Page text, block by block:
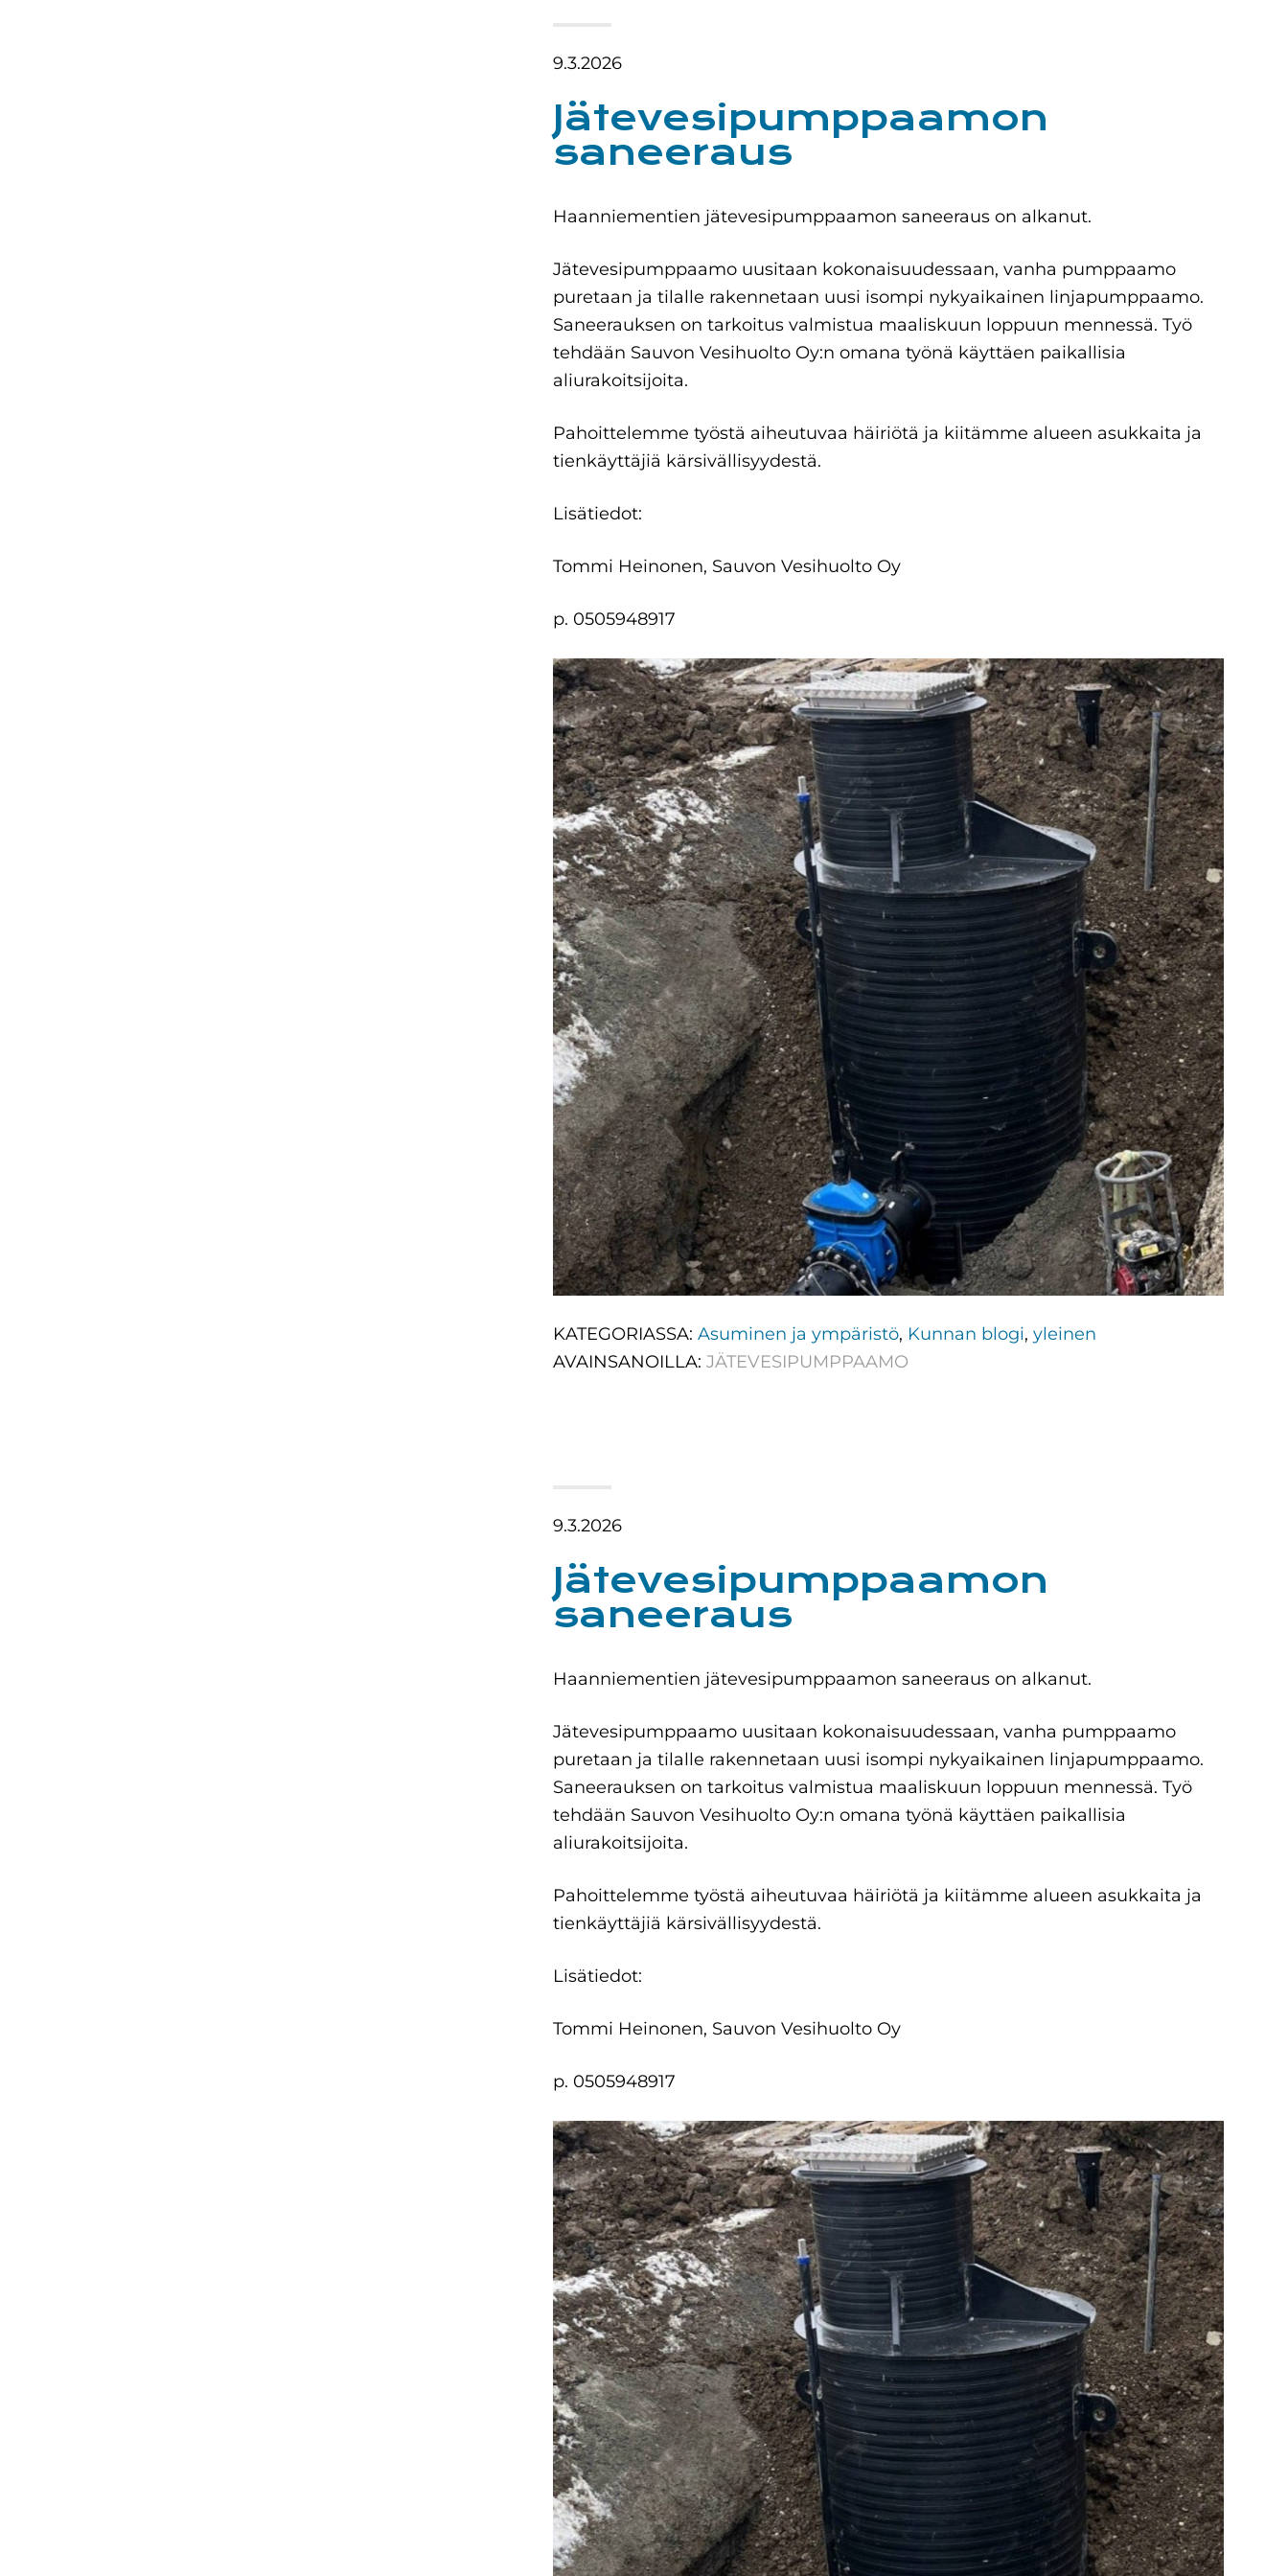
9.3.2026
Jätevesipumppaamon
saneeraus
Haanniementien jätevesipumppaamon saneeraus on alkanut.
Jätevesipumppaamo uusitaan kokonaisuudessaan, vanha pumppaamo
puretaan ja tilalle rakennetaan uusi isompi nykyaikainen linjapumppaamo.
Saneerauksen on tarkoitus valmistua maaliskuun loppuun mennessä. Työ
tehdään Sauvon Vesihuolto Oy:n omana työnä käyttäen paikallisia
aliurakoitsijoita.
Pahoittelemme työstä aiheutuvaa häiriötä ja kiitämme alueen asukkaita ja
tienkäyttäjiä kärsivällisyydestä.
Lisätiedot:
Tommi Heinonen, Sauvon Vesihuolto Oy
p. 0505948917
KATEGORIASSA: Asuminen ja ympäristö, Kunnan blogi, yleinen
AVAINSANOILLA: JÄTEVESIPUMPPAAMO
9.3.2026
Jätevesipumppaamon
saneeraus
Haanniementien jätevesipumppaamon saneeraus on alkanut.
Jätevesipumppaamo uusitaan kokonaisuudessaan, vanha pumppaamo
puretaan ja tilalle rakennetaan uusi isompi nykyaikainen linjapumppaamo.
Saneerauksen on tarkoitus valmistua maaliskuun loppuun mennessä. Työ
tehdään Sauvon Vesihuolto Oy:n omana työnä käyttäen paikallisia
aliurakoitsijoita.
Pahoittelemme työstä aiheutuvaa häiriötä ja kiitämme alueen asukkaita ja
tienkäyttäjiä kärsivällisyydestä.
Lisätiedot:
Tommi Heinonen, Sauvon Vesihuolto Oy
p. 0505948917